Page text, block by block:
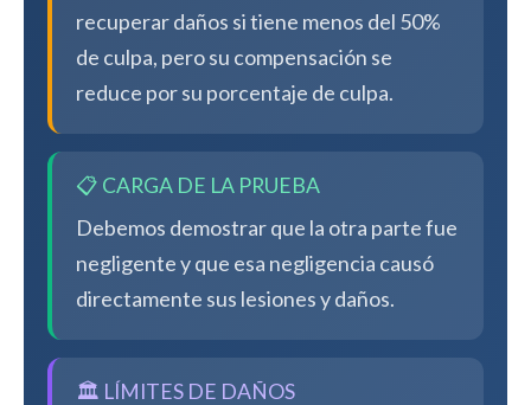
recuperar daños si tiene menos del 50%
de culpa, pero su compensación se
reduce por su porcentaje de culpa.
📋 CARGA DE LA PRUEBA
Debemos demostrar que la otra parte fue
negligente y que esa negligencia causó
directamente sus lesiones y daños.
🏛️ LÍMITES DE DAÑOS